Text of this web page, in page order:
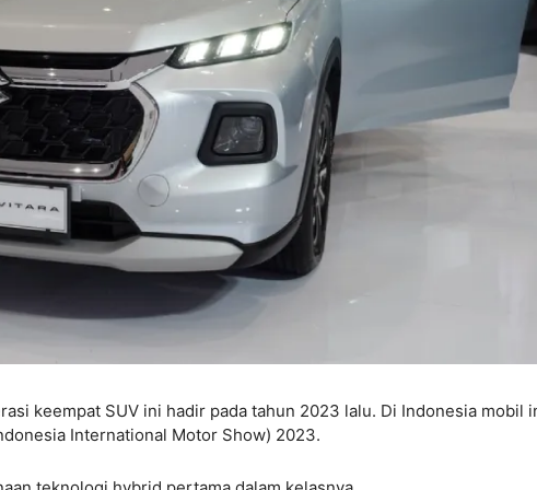
keempat SUV ini hadir pada tahun 2023 lalu. Di Indonesia mobil
International Motor Show) 2023.